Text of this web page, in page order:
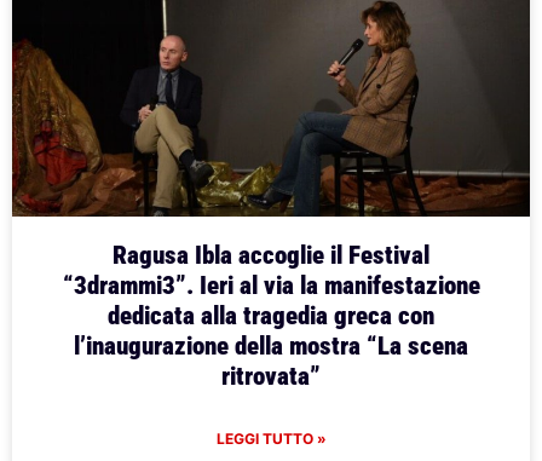
Ragusa Ibla accoglie il Festival
“3drammi3”. Ieri al via la manifestazione
dedicata alla tragedia greca con
l’inaugurazione della mostra “La scena
ritrovata”
LEGGI TUTTO »